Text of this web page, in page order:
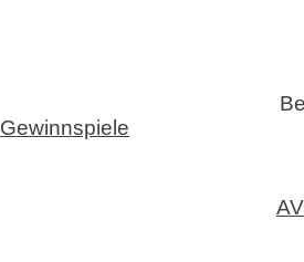
Gewinnspiele